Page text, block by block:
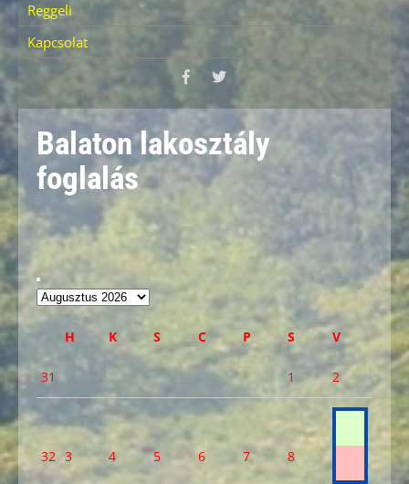
Reggeli
Kapcsolat
Balaton lakosztály
foglalás
H K S C P S V
31 1 2
32 3 4 5 6 7 8